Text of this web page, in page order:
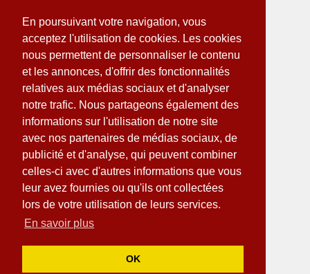
En poursuivant votre navigation, vous
acceptez l'utilisation de cookies. Les cookies
nous permettent de personnaliser le contenu
et les annonces, d'offrir des fonctionnalités
relatives aux médias sociaux et d'analyser
notre trafic. Nous partageons également des
informations sur l'utilisation de notre site
avec nos partenaires de médias sociaux, de
publicité et d'analyse, qui peuvent combiner
celles-ci avec d'autres informations que vous
leur avez fournies ou qu'ils ont collectées
lors de votre utilisation de leurs services.
En savoir plus
OK